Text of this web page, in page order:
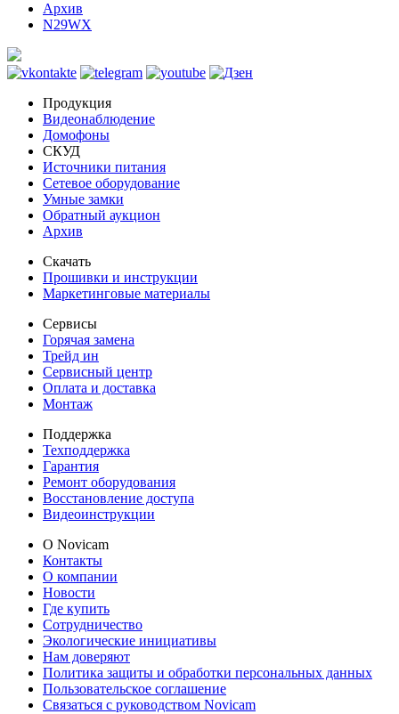
Архив
N29WX
Продукция
Видеонаблюдение
Домофоны
СКУД
Источники питания
Сетевое оборудование
Умные замки
Обратный аукцион
Архив
Скачать
Прошивки и инструкции
Маркетинговые материалы
Сервисы
Горячая замена
Трейд ин
Сервисный центр
Оплата и доставка
Монтаж
Поддержка
Техподдержка
Гарантия
Ремонт оборудования
Восстановление доступа
Видеоинструкции
О Novicam
Контакты
О компании
Новости
Где купить
Сотрудничество
Экологические инициативы
Нам доверяют
Политика защиты и обработки персональных данных
Пользовательское соглашение
Связаться с руководством Novicam